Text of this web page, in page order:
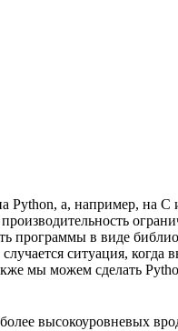
Python, а, например, на
программы в виде
ситуация, когда
мы можем сделать
высокоуровневых